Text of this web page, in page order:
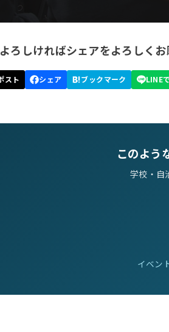
よろしければシェアをよろしくお
このよう
学校・自
イベン